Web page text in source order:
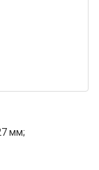
мм;